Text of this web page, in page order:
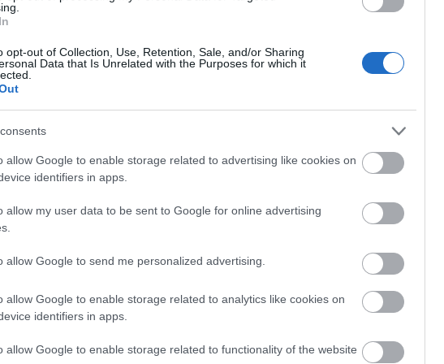
opt-out of Collection, Use, Retention, Sale, and/or Sharing
Data that Is Unrelated with the Purposes for which it
allow Google to enable storage related to advertising like cookies on
identifiers in apps.
allow my user data to be sent to Google for online advertising
allow Google to send me personalized advertising.
allow Google to enable storage related to analytics like cookies on
identifiers in apps.
allow Google to enable storage related to functionality of the website
A világ legveszélyesebb migrációs útvonalai:
Manaus: a dzsungel szívének városa